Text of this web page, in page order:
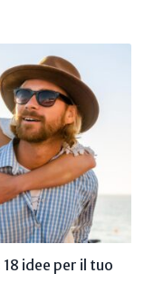
idee per il tuo